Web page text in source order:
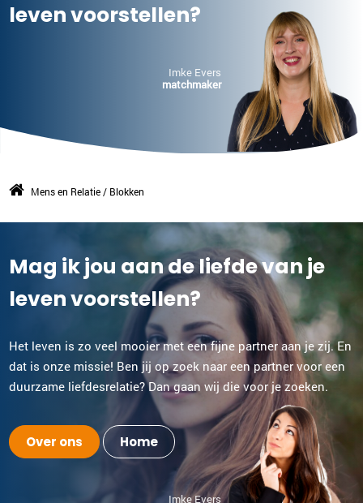
leven voorstellen?
Imke Evers
matchmaker
Mens en Relatie / Blokken
Mag ik jou aan de liefde van je
leven voorstellen?
Het leven is zo veel mooier met een fijne partner aan je zij. En
dat is onze missie! Ben jij op zoek naar een partner voor een
duurzame liefdesrelatie? Dan gaan wij die voor je zoeken.
Over ons Home
Imke Evers